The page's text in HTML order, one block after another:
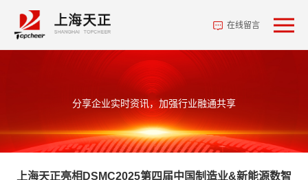
在线留言
分享企业实时资讯，加强行业融通共享
上海天正亮相DSMC2025第四届中国制造业&新能源数智